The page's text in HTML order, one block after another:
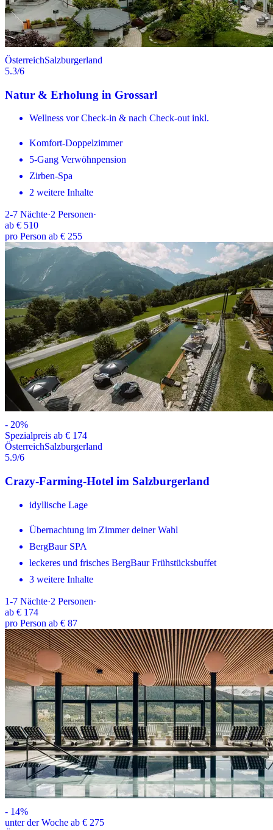
ÖsterreichSalzburgerland
5.3/6
Natur & Erholung in Grossarl
Wellness vor Check-in & nach Check-out inkl.
Komfort-Doppelzimmer
5-Gang Verwöhnpension
Zirben-Spa
2 weitere Inhalte
2-7 Nächte·2 Personen·
ab € 510
pro Person ab € 255
- 20%
Spezialpreis ab € 174
ÖsterreichSalzburgerland
5.9/6
Crazy-Farming-Hotel im Salzburgerland
idyllische Lage
Übernachtung im Zimmer deiner Wahl
BergBaur SPA
leckeres und frisches BergBaur Frühstücksbuffet
3 weitere Inhalte
1-7 Nächte·2 Personen·
ab € 174
pro Person ab € 87
- 14%
unter der Woche ab € 275